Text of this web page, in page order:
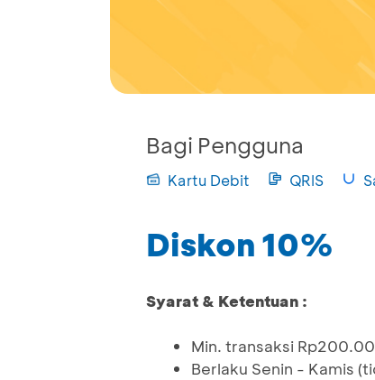
Bagi Pengguna
Kartu Debit QRIS
Diskon 10%
Syarat & Ketentuan :
Min. transaksi
Berlaku Senin - Kamis